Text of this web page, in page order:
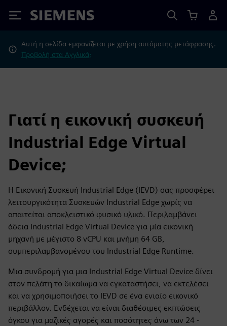
Siemens
Αυτή η σελίδα εμφανίζεται με χρήση αυτόματης μετάφρασης.
Προβολή στα Αγγλικά;
Γιατί η εικονική συσκευή
Industrial Edge Virtual
Device;
Η Εικονική Συσκευή Industrial Edge (IEVD) σας προσφέρει
λειτουργικότητα Συσκευών Industrial Edge χωρίς να
απαιτείται αποκλειστικό φυσικό υλικό. Περιλαμβάνει
άδεια Industrial Edge Virtual Device για μία εικονική
μηχανή με μέγιστο 8 vCPU και μνήμη 64 GB,
συμπεριλαμβανομένου του Industrial Edge Runtime.
Μια συνδρομή για μια Industrial Edge Virtual Device δίνει
στον πελάτη το δικαίωμα να εγκαταστήσει, να εκτελέσει
και να χρησιμοποιήσει το IEVD σε ένα ενιαίο εικονικό
περιβάλλον. Ενδέχεται να είναι διαθέσιμες εκπτώσεις
όγκου για μαζικές αγορές και ποσότητες άνω των 24 -